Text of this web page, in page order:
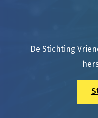
De Stichting